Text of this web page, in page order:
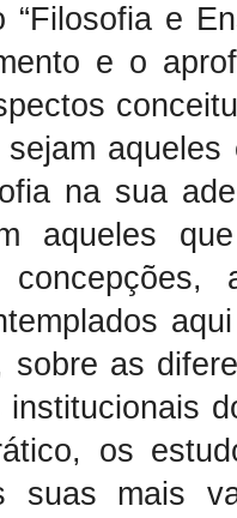
“Filosofia e
e o
na sua
aqueles
sobre as
os
suas mais